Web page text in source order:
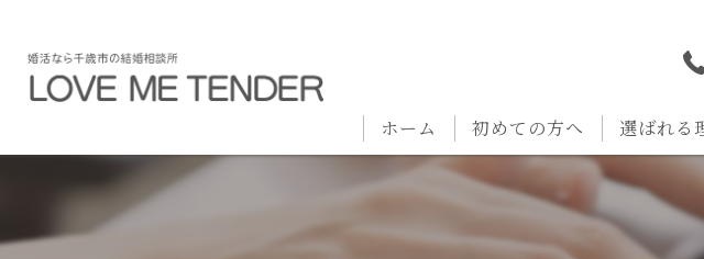
ホーム 初めての方へ 選ばれる